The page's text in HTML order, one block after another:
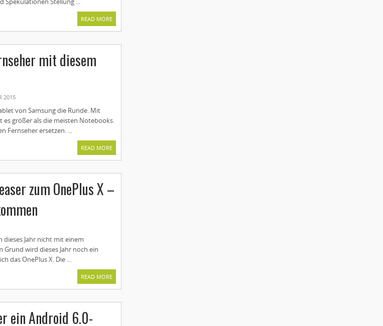
READ MORE
mit diesem
2015
von Samsung die Runde. Mit
es größer als die meisten Notebooks.
Fernseher ersetzen. ...
READ MORE
zum OnePlus X –
dieses Jahr nicht mit einem
wird dieses Jahr noch ein
das OnePlus X. Die ...
READ MORE
ein Android 6.0-